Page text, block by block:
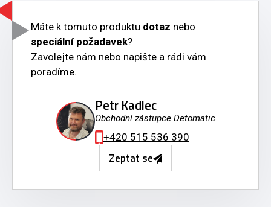
Máte k tomuto produktu dotaz nebo
speciální požadavek?
Zavolejte nám nebo napište a rádi vám
poradíme.
Petr Kadlec
Obchodní zástupce Detomatic
+420 515 536 390
Zeptat se